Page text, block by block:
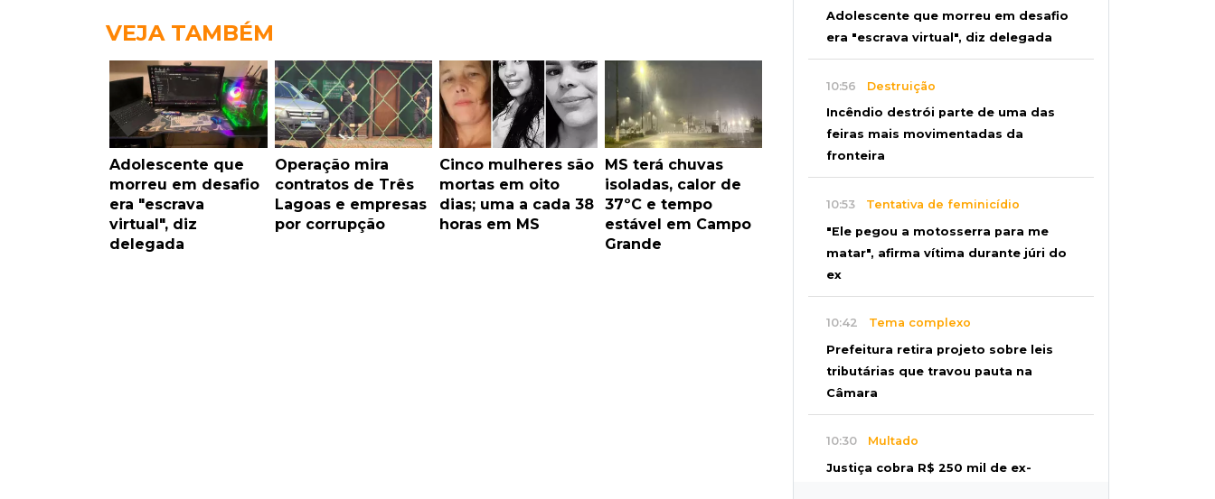
VEJA TAMBÉM
Adolescente que
morreu em desafio
era "escrava
virtual", diz
delegada
Operação mira
contratos de Três
Lagoas e empresas
por corrupção
Cinco mulheres são
mortas em oito
dias; uma a cada 38
horas em MS
MS terá chuvas
isoladas, calor de
37ºC e tempo
estável em Campo
Grande
Adolescente que morreu em desafio
era "escrava virtual", diz delegada
10:56 Destruição
Incêndio destrói parte de uma das
feiras mais movimentadas da
fronteira
10:53 Tentativa de feminicídio
"Ele pegou a motosserra para me
matar", afirma vítima durante júri do
ex
10:42 Tema complexo
Prefeitura retira projeto sobre leis
tributárias que travou pauta na
Câmara
10:30 Multado
Justiça cobra R$ 250 mil de ex-